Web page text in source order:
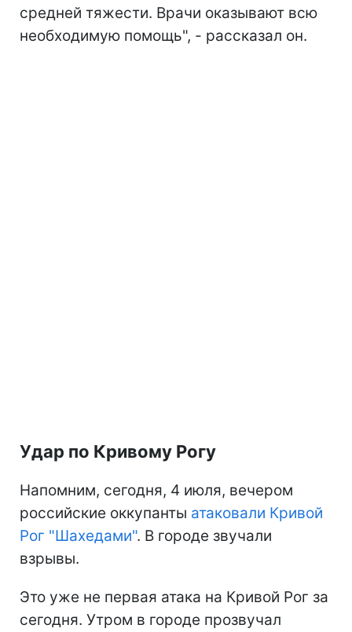
средней тяжести. Врачи оказывают всю
необходимую помощь", - рассказал он.
Удар по Кривому Рогу
Напомним, сегодня, 4 июля, вечером
российские оккупанты атаковали Кривой
Рог "Шахедами". В городе звучали
взрывы.
Это уже не первая атака на Кривой Рог за
сегодня. Утром в городе прозвучал